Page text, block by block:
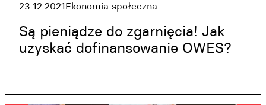
Wspieraj nas
Oferta
23.12.2021Ekonomia społeczna
Są pieniądze do zgarnięcia! Jak
uzyskać dofinansowanie OWES?